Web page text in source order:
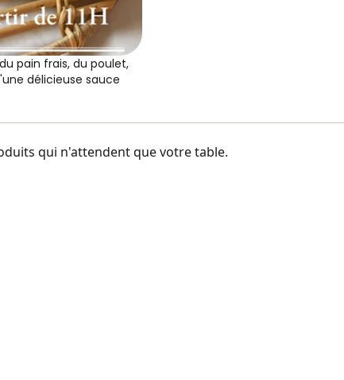
pain frais, du poulet,
délicieuse sauce
qui n'attendent que votre table.